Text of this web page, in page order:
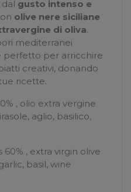
gusto intenso e
olive nere siciliane
di oliva.
mediterranei
perfetto per arricchire
creativi, donando
ricette.
, olio extra vergine
aglio, basilico,
, extra virgin olive
basil, wine